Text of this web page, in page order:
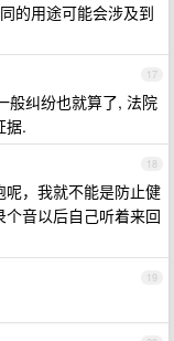
的用途可能会涉及到
17
般纠纷也就算了, 法院
据.
18
，我就不能是防止健
音以后自己听着来回
19